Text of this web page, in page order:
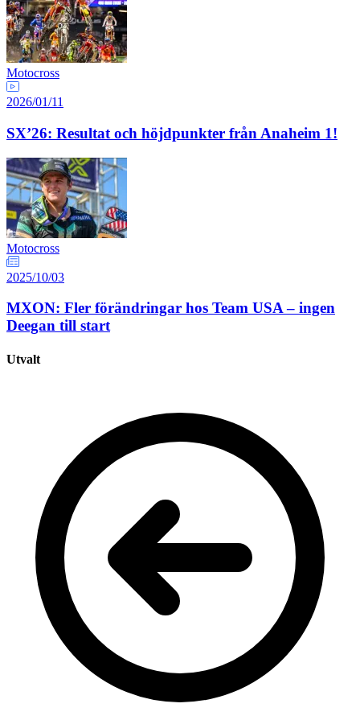
Motocross
2026/01/11
SX’26: Resultat och höjdpunkter från Anaheim 1!
Motocross
2025/10/03
MXON: Fler förändringar hos Team USA – ingen
Deegan till start
Utvalt